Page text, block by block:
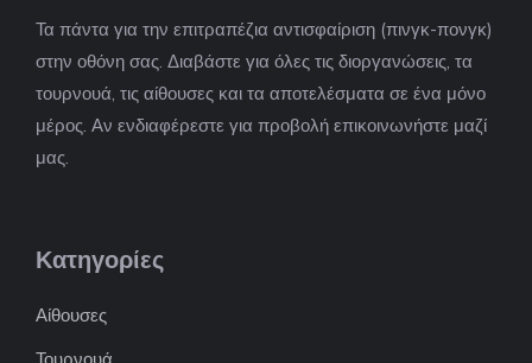
Τα πάντα για την επιτραπέζια αντισφαίριση (πινγκ-πονγκ)
στην οθόνη σας. Διαβάστε για όλες τις διοργανώσεις, τα
τουρνουά, τις αίθουσες και τα αποτελέσματα σε ένα μόνο
μέρος. Αν ενδιαφέρεστε για προβολή επικοινωνήστε μαζί
μας.
Κατηγορίες
Αίθουσες